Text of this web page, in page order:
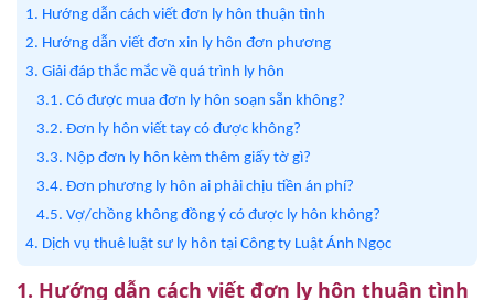
1. Hướng dẫn cách viết đơn ly hôn thuận tình
2. Hướng dẫn viết đơn xin ly hôn đơn phương
3. Giải đáp thắc mắc về quá trình ly hôn
3.1. Có được mua đơn ly hôn soạn sẵn không?
3.2. Đơn ly hôn viết tay có được không?
3.3. Nộp đơn ly hôn kèm thêm giấy tờ gì?
3.4. Đơn phương ly hôn ai phải chịu tiền án phí?
4.5. Vợ/chồng không đồng ý có được ly hôn không?
4. Dịch vụ thuê luật sư ly hôn tại Công ty Luật Ánh Ngọc
1. Hướng dẫn cách viết đơn ly hôn thuận tình